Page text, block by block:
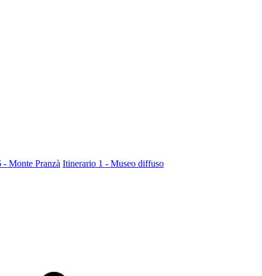
- Monte Pranzà Itinerario 1 - Museo diffuso